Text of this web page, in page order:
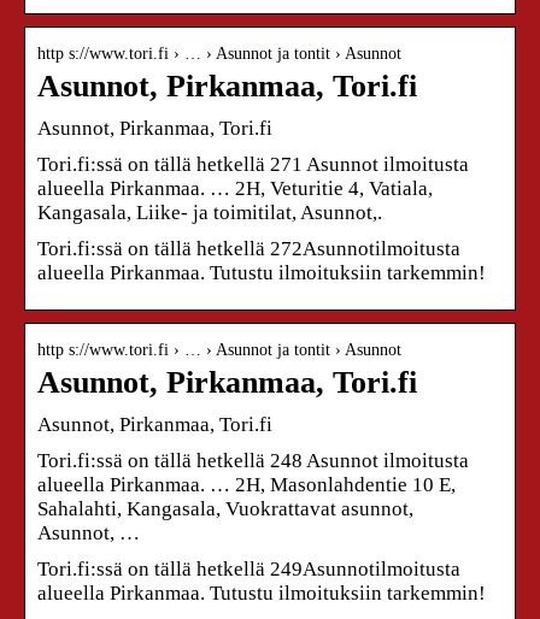
http s://www.tori.fi › … › Asunnot ja tontit › Asunnot
Asunnot, Pirkanmaa, Tori.fi
Asunnot, Pirkanmaa, Tori.fi
Tori.fi:ssä on tällä hetkellä 271 Asunnot ilmoitusta
alueella Pirkanmaa. … 2H, Veturitie 4, Vatiala,
Kangasala, Liike- ja toimitilat, Asunnot,.
Tori.fi:ssä on tällä hetkellä 272Asunnotilmoitusta
alueella Pirkanmaa. Tutustu ilmoituksiin tarkemmin!
http s://www.tori.fi › … › Asunnot ja tontit › Asunnot
Asunnot, Pirkanmaa, Tori.fi
Asunnot, Pirkanmaa, Tori.fi
Tori.fi:ssä on tällä hetkellä 248 Asunnot ilmoitusta
alueella Pirkanmaa. … 2H, Masonlahdentie 10 E,
Sahalahti, Kangasala, Vuokrattavat asunnot,
Asunnot, …
Tori.fi:ssä on tällä hetkellä 249Asunnotilmoitusta
alueella Pirkanmaa. Tutustu ilmoituksiin tarkemmin!